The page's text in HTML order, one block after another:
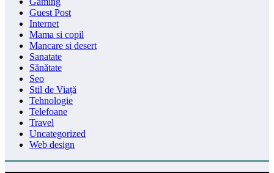
Guest Post
Internet
Mama si copil
Mancare si desert
Sanatate
Sănătate
Seo
Stil de Viață
Tehnologie
Telefoane
Travel
Uncategorized
Web design